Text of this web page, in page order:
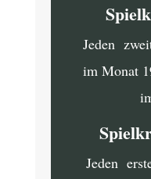
Jeden
im Monat
Jeden